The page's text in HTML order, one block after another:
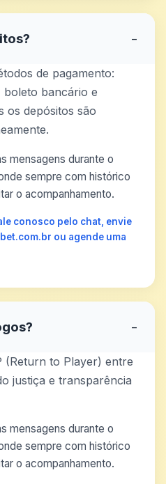
−
de pagamento:
bancário e
os depósitos são
mensagens durante o
sempre com histórico
o acompanhamento.
conosco pelo chat, envie
ou agende uma
−
(Return to Player) entre
justiça e transparência
mensagens durante o
sempre com histórico
o acompanhamento.